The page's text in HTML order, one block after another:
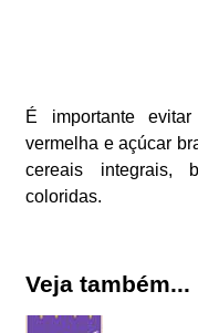
É importante
vermelha e açúcar
cereais integrais,
coloridas.
Veja também...